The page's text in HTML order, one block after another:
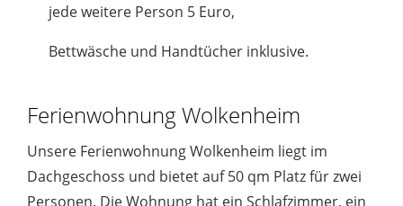
jede weitere Person 5 Euro,
Bettwäsche und Handtücher inklusive.
Ferienwohnung Wolkenheim
Unsere Ferienwohnung Wolkenheim liegt im
Dachgeschoss und bietet auf 50 qm Platz für zwei
Personen. Die Wohnung hat ein Schlafzimmer, ein